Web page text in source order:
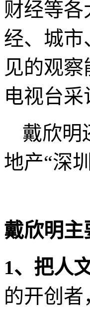
财经等
经、城市
见的观
电视台采
戴欣明
地产“深
戴欣明主
1、把人
的开创